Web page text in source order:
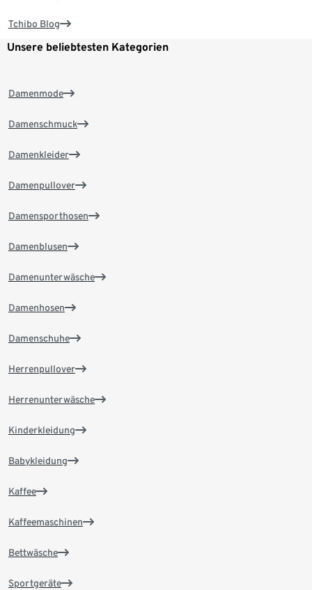
Tchibo Blog
Unsere beliebtesten Kategorien
Damenmode
Damenschmuck
Damenkleider
Damenpullover
Damensporthosen
Damenblusen
Damenunterwäsche
Damenhosen
Damenschuhe
Herrenpullover
Herrenunterwäsche
Kinderkleidung
Babykleidung
Kaffee
Kaffeemaschinen
Bettwäsche
Sportgeräte